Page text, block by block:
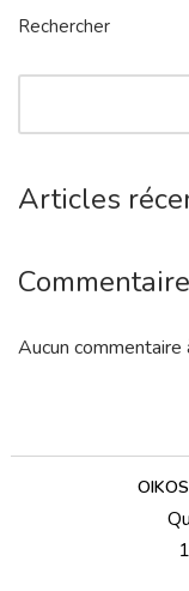
Rechercher
Articles
Aucun commentaire